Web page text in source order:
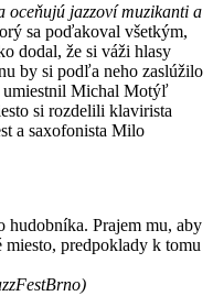
oceňujú jazzoví muzikanti a
sa poďakoval všetkým,
dodal, že si váži hlasy
by si podľa neho zaslúžilo
umiestnil Michal Motýľ
si rozdelili klavirista
a saxofonista Milo
hudobníka. Prajem mu, aby
miesto, predpoklady k tomu